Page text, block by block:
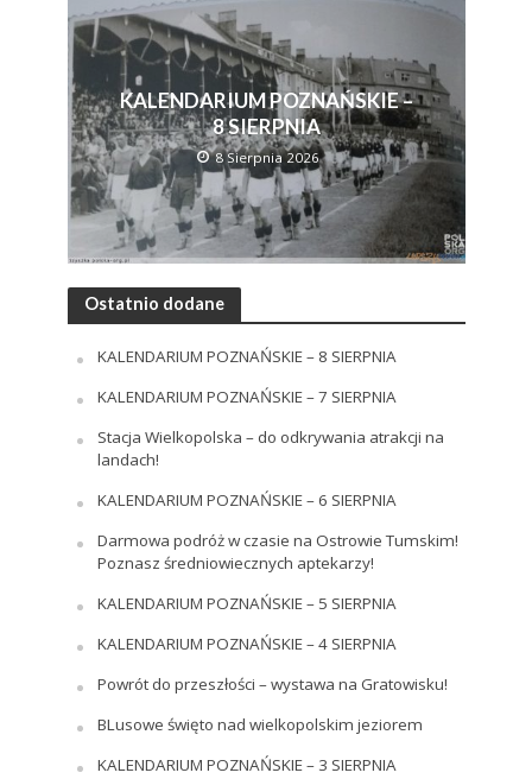
KALENDARIUM POZNAŃSKIE –
8 SIERPNIA
8 Sierpnia 2026
Ostatnio dodane
KALENDARIUM POZNAŃSKIE – 8 SIERPNIA
KALENDARIUM POZNAŃSKIE – 7 SIERPNIA
Stacja Wielkopolska – do odkrywania atrakcji na
landach!
KALENDARIUM POZNAŃSKIE – 6 SIERPNIA
Darmowa podróż w czasie na Ostrowie Tumskim!
Poznasz średniowiecznych aptekarzy!
KALENDARIUM POZNAŃSKIE – 5 SIERPNIA
KALENDARIUM POZNAŃSKIE – 4 SIERPNIA
Powrót do przeszłości – wystawa na Gratowisku!
BLusowe święto nad wielkopolskim jeziorem
KALENDARIUM POZNAŃSKIE – 3 SIERPNIA